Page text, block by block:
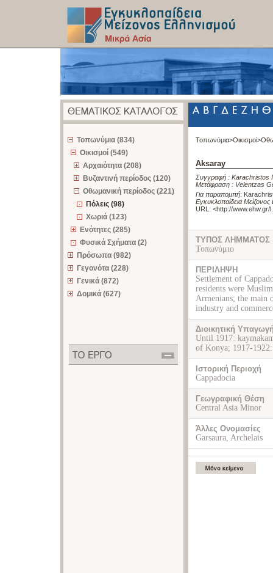
Τοπωνύμια (834)
Οικισμοί (549)
Αρχαιότητα (208)
Βυζαντινή περίοδος (120)
Οθωμανική περίοδος (221)
Πόλεις (98)
Χωριά (123)
Ενότητες (285)
Φυσικά Σχήματα (2)
Πρόσωπα (982)
Γεγονότα (228)
Γενικά (872)
Δομικά (627)
Τοπωνύμια>Οικισμοί>
Aksaray
Συγγραφή : Karachristos
Μετάφραση : Velentzas
Για παραπομπή:
Εγκυκλοπαίδεια
URL: <http://www.ehw.gr/
ΤΥΠΟΣ ΛΗΜΜΑΤΟΣ
Τοπωνύμιο
ΠΕΡΙΛΗΨΗ
Settlement of
residents were
Armenians; the main
industry and
Διοικητική
Until 1917:
of Konya; 1917-
Ιστορική Περιοχή
Cappadocia
Γεωγραφική Θέση
Central Asia Minor
Άλλες Ονομασίες
Garsaura, Archelais